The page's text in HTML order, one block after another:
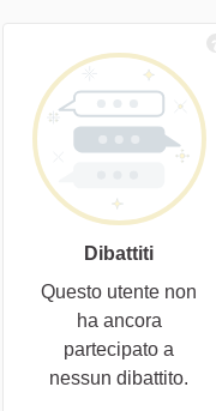
Dibattiti
Questo utente non
ha ancora
partecipato a
nessun dibattito.